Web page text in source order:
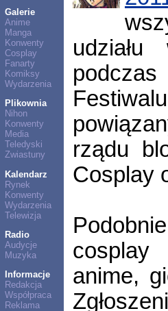
Galerie
Anime
Manga
Konwenty
Cosplay
Fanarty
Komiksy
Wydarzenia
Plikownia
Nihon
Konwenty
Media
Teledyski
Zwiastuny
Kalendarz
Rynek
Konwenty
Wydarzenia
Telewizja
Radio
Audycje
Muzyka
Informacje
Redakcja
Współpraca
Reklama
rządu
Cosplay
anime,